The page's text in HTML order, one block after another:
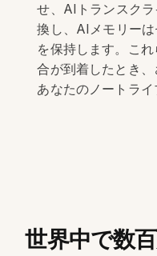
せ、AIトランスク
換し、AIメモリー
を保持します。こ
合が到着したとき
あなたのノートライ
世界中で数